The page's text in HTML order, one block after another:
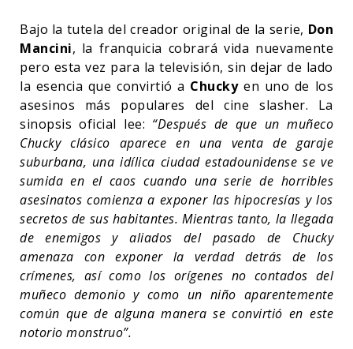
Bajo la tutela del creador original de la serie, Don
Mancini, la franquicia cobrará vida nuevamente
pero esta vez para la televisión, sin dejar de lado
la esencia que convirtió a Chuckyen uno de los
asesinos más populares del cine slasher. La
sinopsis oficial lee: “Después de que un muñeco
Chucky clásico aparece en una venta de garaje
suburbana, una idílica ciudad estadounidense se ve
sumida en el caos cuando una serie de horribles
asesinatos comienza a exponer las hipocresías y los
secretos de sus habitantes. Mientras tanto, la llegada
de enemigos y aliados del pasado de Chucky
amenaza con exponer la verdad detrás de los
crímenes, así como los orígenes no contados del
muñeco demonio y como un niño aparentemente
común que de alguna manera se convirtió en este
notorio monstruo”.